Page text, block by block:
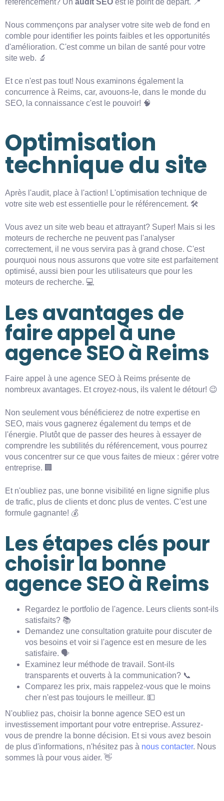
Nous commençons par analyser votre site web de fond en
comble pour identifier les points faibles et les opportunités
d'amélioration. C'est comme un bilan de santé pour votre
site web. 🔬
Et ce n'est pas tout! Nous examinons également la
concurrence à Reims, car, avouons-le, dans le monde du
SEO, la connaissance c'est le pouvoir! 🧠
Optimisation
technique du site
Après l'audit, place à l'action! L'optimisation technique de
votre site web est essentielle pour le référencement. 🛠️
Vous avez un site web beau et attrayant? Super! Mais si les
moteurs de recherche ne peuvent pas l'analyser
correctement, il ne vous servira pas à grand chose. C'est
pourquoi nous nous assurons que votre site est parfaitement
optimisé, aussi bien pour les utilisateurs que pour les
moteurs de recherche. 💻
Les avantages de
faire appel à une
agence SEO à Reims
Faire appel à une agence SEO à Reims présente de
nombreux avantages. Et croyez-nous, ils valent le détour! 😉
Non seulement vous bénéficierez de notre expertise en
SEO, mais vous gagnerez également du temps et de
l'énergie. Plutôt que de passer des heures à essayer de
comprendre les subtilités du référencement, vous pourrez
vous concentrer sur ce que vous faites de mieux : gérer votre
entreprise. 🏢
Et n'oubliez pas, une bonne visibilité en ligne signifie plus
de trafic, plus de clients et donc plus de ventes. C'est une
formule gagnante! 💰
Les étapes clés pour
choisir la bonne
agence SEO à Reims
Regardez le portfolio de l'agence. Leurs clients sont-ils
satisfaits? 📚
Demandez une consultation gratuite pour discuter de
vos besoins et voir si l'agence est en mesure de les
satisfaire. 🗣️
Examinez leur méthode de travail. Sont-ils
transparents et ouverts à la communication? 📞
Comparez les prix, mais rappelez-vous que le moins
cher n'est pas toujours le meilleur. 💵
N'oubliez pas, choisir la bonne agence SEO est un
investissement important pour votre entreprise. Assurez-
vous de prendre la bonne décision. Et si vous avez besoin
de plus d'informations, n'hésitez pas à nous contacter. Nous
sommes là pour vous aider. 👋